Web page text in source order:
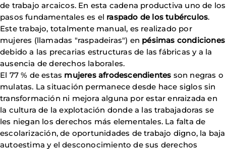
de trabajo arcaicos. En esta cadena productiva uno de los
pasos fundamentales es el raspado de los tubérculos.
Este trabajo, totalmente manual, es realizado por
mujeres (llamadas "raspadeiras") en pésimas condiciones
debido a las precarias estructuras de las fábricas y a la
ausencia de derechos laborales.
El 77 % de estas mujeres afrodescendientes son negras o
mulatas. La situación permanece desde hace siglos sin
transformación ni mejora alguna por estar enraizada en
la cultura de la explotación donde a las trabajadoras se
les niegan los derechos más elementales. La falta de
escolarización, de oportunidades de trabajo digno, la baja
autoestima y el desconocimiento de sus derechos